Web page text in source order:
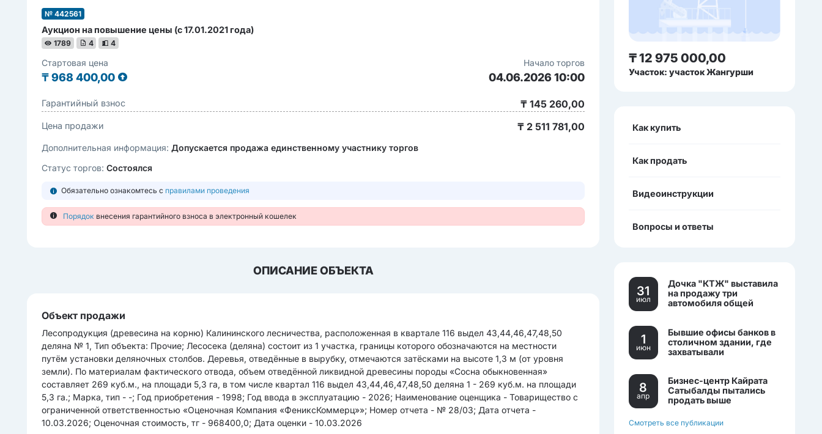
№ 442561
Аукцион на повышение цены (с 17.01.2021 года)
1789 4 4
Стартовая цена
₸968 400,00
Начало торгов
04.06.2026 10:00
Гарантийный взнос ₸ 145 260,00
Цена продажи ₸ 2 511 781,00
Дополнительная информация:Допускается продажа единственному участнику торгов
Статус торгов:Состоялся
Обязательно ознакомтесь с правилами проведения
Порядок внесения гарантийного взноса в электронный кошелек
ОПИСАНИЕ ОБЪЕКТА
Объект продажи
Лесопродукция (древесина на корню) Калининского лесничества, расположенная в квартале 116 выдел 43,44,46,47,48,50
деляна № 1, Тип объекта: Прочие; Лесосека (деляна) состоит из 1 участка, границы которого обозначаются на местности
путём установки деляночных столбов. Деревья, отведённые в вырубку, отмечаются затёсками на высоте 1,3 м (от уровня
земли). По материалам фактического отвода, объем отведённой ликвидной древесины породы «Сосна обыкновенная»
составляет 269 куб.м., на площади 5,3 га, в том числе квартал 116 выдел 43,44,46,47,48,50 деляна 1 - 269 куб.м. на площади
5,3 га.; Марка, тип - -; Год приобретения - 1998; Год ввода в экcплуатацию - 2026; Наименование оценщика - Товарищество с
ограниченной ответственностью «Оценочная Компания «ФениксКоммерц»»; Номер отчета - № 28/03; Дата отчета -
10.03.2026; Оценочная cтоимоcть, тг - 968400,0; Дата оценки - 10.03.2026
₸ 12 975 000,00
Участок: участок Жангурши
Как купить
Как продать
Видеоинструкции
Вопросы и ответы
31
июл
Дочка "КТЖ" выставила
на продажу три
автомобиля общей
1
июн
Бывшие офисы банков в
столичном здании, где
захватывали
8
апр
Бизнес-центр Кайрата
Сатыбалды пытались
продать выше
Смотреть все публикации